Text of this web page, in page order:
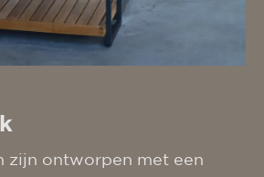
zijn ontworpen met een